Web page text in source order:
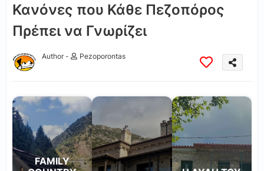
Κανόνες που Κάθε Πεζοπόρος
Πρέπει να Γνωρίζει
Author - Pezoporontas
FAMILY